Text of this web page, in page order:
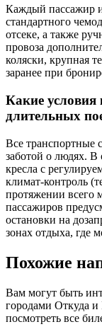
Каждый пассажир
стандартного
отсеке, а также
провоза
коляски, крупная
заранее при
Какие условия
длительных
Все транспортные
заботой о людях. В
кресла с
климат-контроль
протяжении всего
пассажиров
остановки на
зонах отдыха, где
Похожие
Вам могут быть
городами Откуда
посмотреть все